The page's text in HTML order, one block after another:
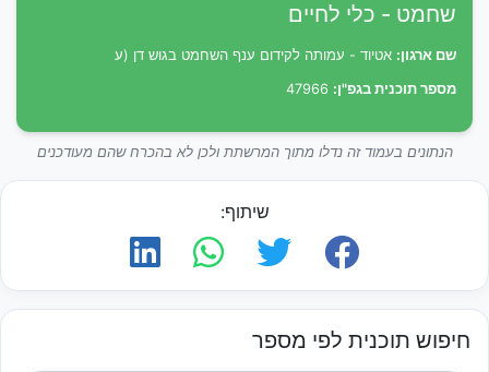
שחמט - כלי לחיים
שם ארגון: אטיוד - עמותה לקידום ענף השחמט בגוש דן (ע
מספר תוכנית בגפ"ן:
הנתונים בעמוד זה נדלו מתוך המרשתת ולכן לא בהכרח שהם מעודכנים
שיתוף:
חיפוש תוכנית לפי מספר